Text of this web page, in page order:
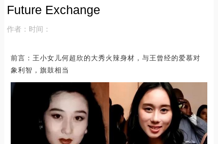
Future Exchange
作者： 时间：
前言：王小女儿何超欣的大秀火辣身材，与王曾经的爱慕对
象利智，旗鼓相当